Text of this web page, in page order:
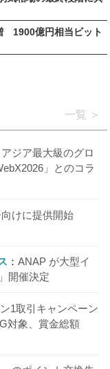
1900億円相当ビット
一覧
ジア最大級のグロ
」とのコラ
けに提供開始
ANAP が大型イ
開催決定
1取引キャンペーン
対象、賞金総額